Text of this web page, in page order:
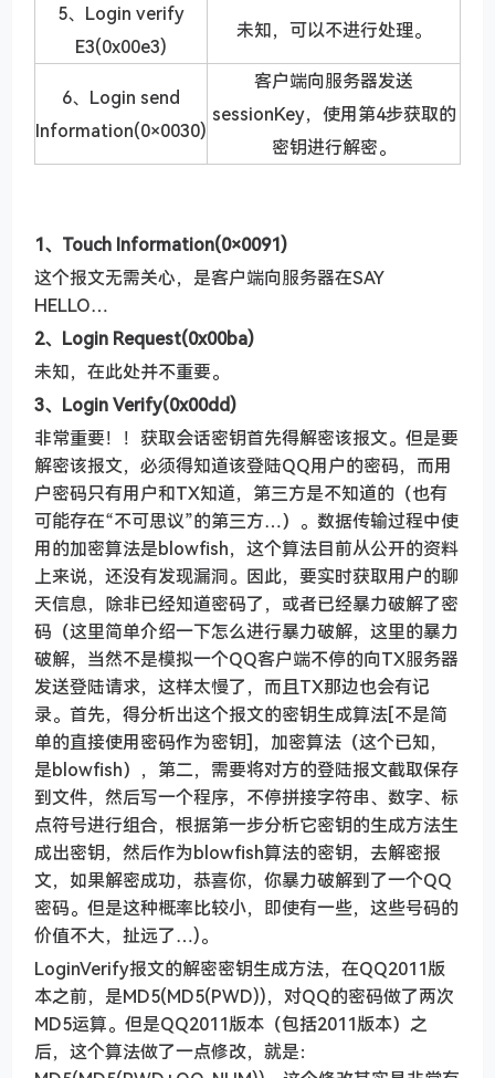
5、Login verify
E3(0x00e3)
未知，可以不进行处理。
6、Login send
Information(0×0030)
客户端向服务器发送
sessionKey，使用第4步获取的
密钥进行解密。
1、Touch Information(0×0091)
这个报文无需关心，是客户端向服务器在SAY
HELLO…
2、Login Request(0x00ba)
未知，在此处并不重要。
3、Login Verify(0x00dd)
非常重要！！获取会话密钥首先得解密该报文。但是要
解密该报文，必须得知道该登陆QQ用户的密码，而用
户密码只有用户和TX知道，第三方是不知道的（也有
可能存在“不可思议”的第三方…）。数据传输过程中使
用的加密算法是blowfish，这个算法目前从公开的资料
上来说，还没有发现漏洞。因此，要实时获取用户的聊
天信息，除非已经知道密码了，或者已经暴力破解了密
码（这里简单介绍一下怎么进行暴力破解，这里的暴力
破解，当然不是模拟一个QQ客户端不停的向TX服务器
发送登陆请求，这样太慢了，而且TX那边也会有记
录。首先，得分析出这个报文的密钥生成算法[不是简
单的直接使用密码作为密钥]，加密算法（这个已知，
是blowfish），第二，需要将对方的登陆报文截取保存
到文件，然后写一个程序，不停拼接字符串、数字、标
点符号进行组合，根据第一步分析它密钥的生成方法生
成出密钥，然后作为blowfish算法的密钥，去解密报
文，如果解密成功，恭喜你，你暴力破解到了一个QQ
密码。但是这种概率比较小，即使有一些，这些号码的
价值不大，扯远了…)。
LoginVerify报文的解密密钥生成方法，在QQ2011版
本之前，是MD5(MD5(PWD))，对QQ的密码做了两次
MD5运算。但是QQ2011版本（包括2011版本）之
后，这个算法做了一点修改，就是：